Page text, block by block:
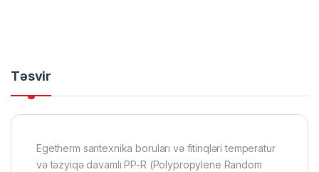
Təsvir
Egetherm santexnika boruları və fitinqləri temperatur
və təzyiqə davamlı PP-R (Polypropylene Random